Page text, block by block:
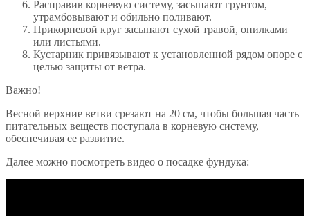
Расправив корневую систему, засыпают грунтом,
утрамбовывают и обильно поливают.
Прикорневой круг засыпают сухой травой, опилками
или листьями.
Кустарник привязывают к установленной рядом опоре с
целью защиты от ветра.
Важно!
Весной верхние ветви срезают на 20 см, чтобы большая часть
питательных веществ поступала в корневую систему,
обеспечивая ее развитие.
Далее можно посмотреть видео о посадке фундука: